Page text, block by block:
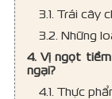
3.1. Trái cây
3.2. Những
4. Vị ngọt
ngại?
4.1. Thực